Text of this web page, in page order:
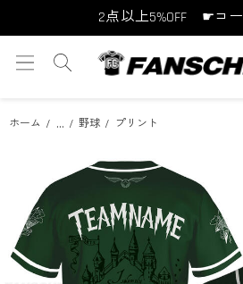
2点以上5%OFF ☛コー
10点以上10%OFF ☛コー
ホーム ... 野球 プリント